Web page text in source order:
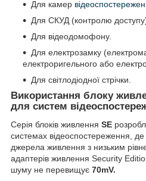
Для камер
Для СКУД (контролю
Для відеодомофону.
Для електрозамку
електроригельного або
Для світлодіодної стрічки.
Використання блоку
для систем
Серія блоків живлення SE
системах відеоспостереження,
джерела живлення з низьким
адаптерів живлення Security
шуму не перевищує 70mV.